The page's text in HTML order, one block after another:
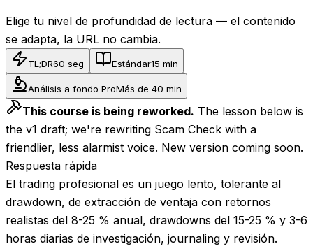
Elige tu nivel de profundidad de lectura — el contenido
se adapta, la URL no cambia.
TL;DR60 seg Estándar15 min
Análisis a fondo ProMás de 40 min
This course is being reworked. The lesson below is
the v1 draft; we're rewriting Scam Check with a
friendlier, less alarmist voice. New version coming soon.
Respuesta rápida
El trading profesional es un juego lento, tolerante al
drawdown, de extracción de ventaja con retornos
realistas del 8-25 % anual, drawdowns del 15-25 % y 3-6
horas diarias de investigación, journaling y revisión.